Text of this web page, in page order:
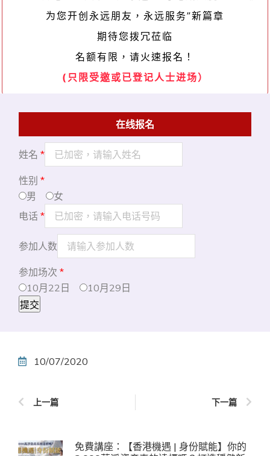
为您开创永远朋友，永远服务”新篇章
期待您拨冗莅临
名额有限，请火速报名！
(只限受邀或已登记人士进场）
在线报名
姓名 *
性别 *
男
女
电话 *
参加人数
参加场次 *
10月22日
10月29日
提交
10/07/2020
上一篇 下一篇
免費講座：【香港機遇 | 身份賦能】你的